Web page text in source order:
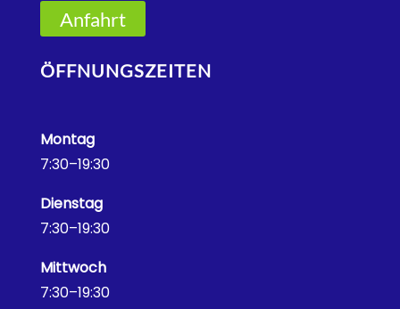
Anfahrt
ÖFFNUNGSZEITEN
Montag
7:30–19:30
Dienstag
7:30–19:30
Mittwoch
7:30–19:30